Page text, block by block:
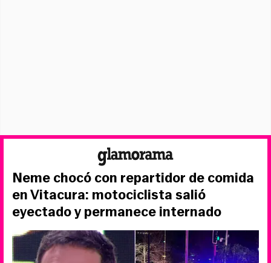
Neme chocó con repartidor de comida
en Vitacura: motociclista salió
eyectado y permanece internado